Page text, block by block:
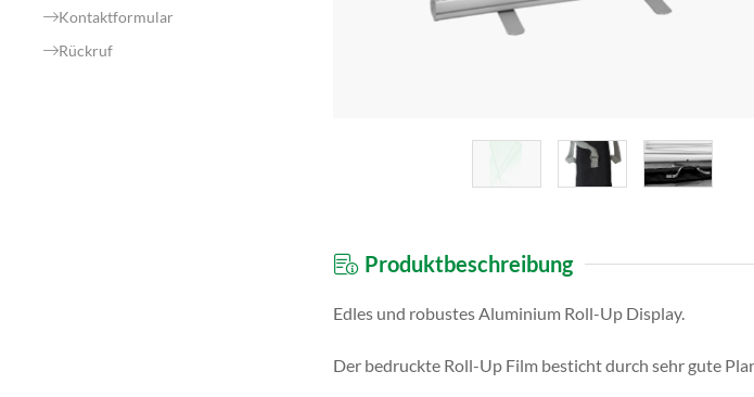
Kontaktformular
Rückruf
Produktbeschreibung
Edles und robustes Aluminium Roll-Up Display.
Der bedruckte Roll-Up Film besticht durch sehr gute